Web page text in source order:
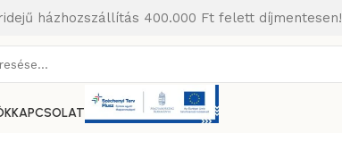
házhozszállítás 400.000 Ft felett díjmentesen!
KAPCSOLAT
Marazzi Treverkever 20×120 cm padlólap